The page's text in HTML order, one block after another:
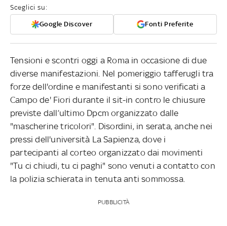
Sceglici su:
Google Discover Fonti Preferite
Tensioni e scontri oggi a Roma in occasione di due
diverse manifestazioni. Nel pomeriggio tafferugli tra
forze dell'ordine e manifestanti si sono verificati a
Campo de' Fiori durante il sit-in contro le chiusure
previste dall’ultimo Dpcm organizzato dalle
"mascherine tricolori". Disordini, in serata, anche nei
pressi dell'università La Sapienza, dove i
partecipanti al corteo organizzato dai movimenti
"Tu ci chiudi, tu ci paghi" sono venuti a contatto con
la polizia schierata in tenuta anti sommossa.
PUBBLICITÀ